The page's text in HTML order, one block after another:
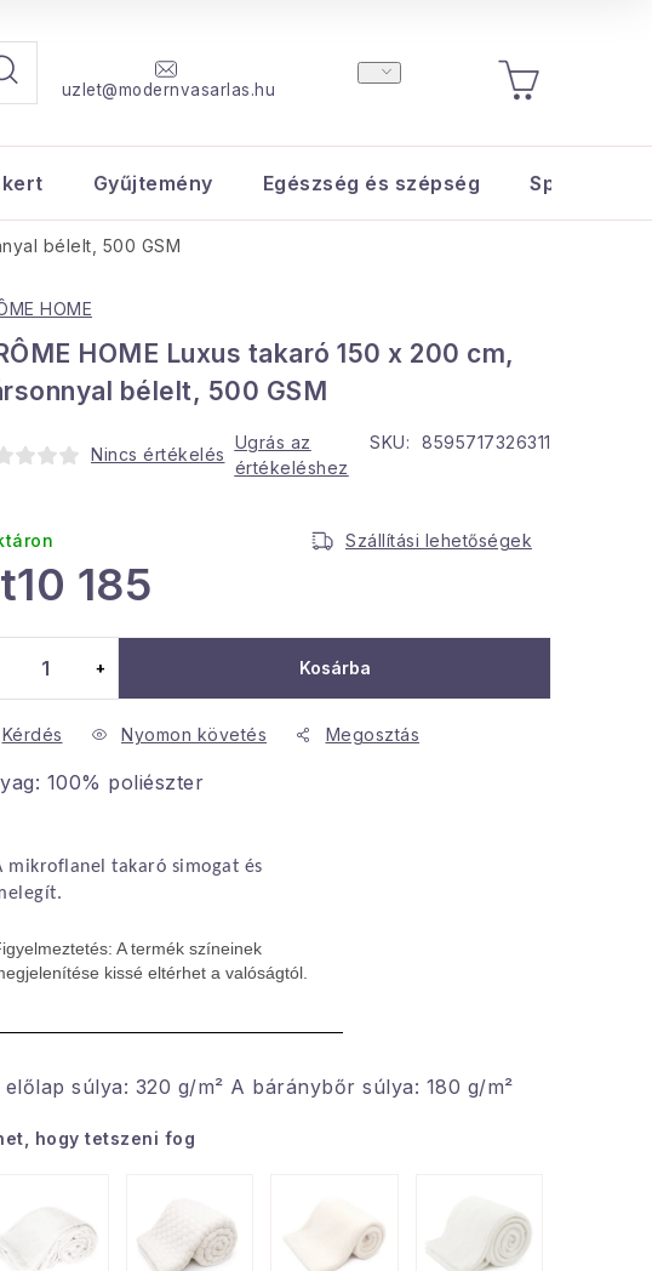
uzlet@modernvasarlas.hu
KOSÁR
kert Gyűjtemény Egészség és szépség Sport és
bélelt, 500 GSM
HOME
HOME Luxus takaró 150 x 200 cm,
bélelt, 500 GSM
Nincs értékelés
Ugrás az
értékeléshez
SKU: 8595717326311
Szállítási lehetőségek
185
Kosárba
Kérdés Nyomon követés Megosztás
100% poliészter
mikroflanel takaró simogat és
A termék színeinek
kissé eltérhet a valóságtól.
előlap súlya: 320 g/m² A báránybőr súlya: 180 g/m²
hogy tetszeni fog